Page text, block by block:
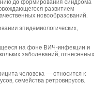
до формирования синдрома
развитием
новообразований.
эпидемиологических,
на фоне ВИЧ-инфекции и
заболеваний, отнесенных
человека — относится к
семейства ретровирусов.